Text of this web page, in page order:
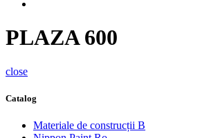
PLAZA 600
close
Catalog
Materiale de construcții B